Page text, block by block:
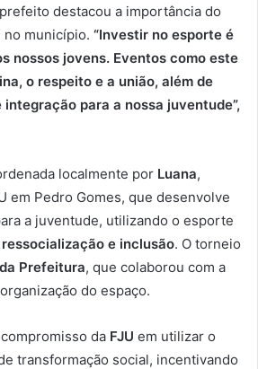
destacou a importância do
município. “Investir no esporte é
nossos jovens. Eventos como este
o respeito e a união, além de
para a nossa juventude”,
localmente por Luana,
em Pedro Gomes, que desenvolve
a juventude, utilizando o esporte
ressocialização e inclusão. O torneio
Prefeitura, que colaborou com a
do espaço.
da FJU em utilizar o
transformação social, incentivando